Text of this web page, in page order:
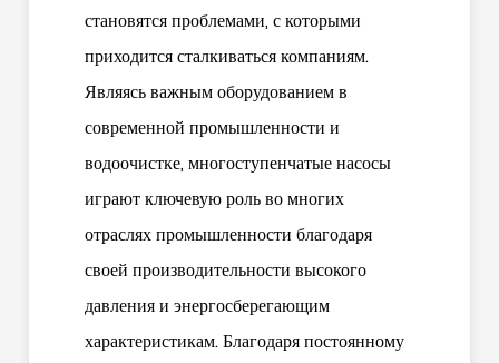
становятся проблемами, с которыми
приходится сталкиваться компаниям.
Являясь важным оборудованием в
современной промышленности и
водоочистке, многоступенчатые насосы
играют ключевую роль во многих
отраслях промышленности благодаря
своей производительности высокого
давления и энергосберегающим
характеристикам. Благодаря постоянному